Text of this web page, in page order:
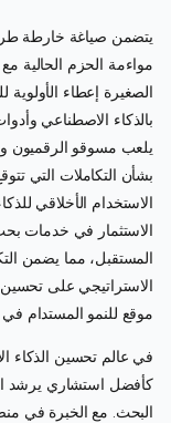
يتضمن صياغة خارطة
مواءمة الحزم الحالية
الصغيرة إعطاء
بالذكاء الاصطناعي
يلعب مسوقو الرقميون
بشأن التكاملات التي
الاستخدام الأخلاقي
الاستثمار في خدمات
المستقبل، مما يضمن
الاستراتيجي على
موقع للنمو المستدام
كأفضل استشاري يرشد
البحث. مع الخبرة في